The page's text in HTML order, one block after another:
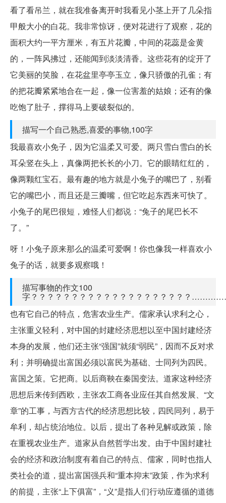
看了看吊兰，就在我准备离开时我看见小茎上开了几朵指
甲般大小的白花。我非常惊讶，便对花进行了观察，花的
面积大约一平方厘米，有五片花瓣，中间的花蕊是金黄
的，一阵风拂过，还能闻到淡淡清香。这些花有的绽开了
它美丽的笑脸，在花盆里亭亭玉立，像只骄傲的孔雀；有
的把花瓣紧紧地合在一起，像一位害羞的姑娘；还有的像
吃饱了肚子，撑得马上要破裂似的。
描写一个自己熟悉,喜爱的事物,100字
我最喜欢小免子，因为它温柔又可爱。两只雪白雪白的长
耳朵竖在头上，真像两把长长的小刀。它的眼睛红红的，
像两颗红宝石。最有趣的地方就是小兔子的嘴巴了，别看
它的嘴巴小，而且还是三瓣嘴，但它吃起东西来可快了。
小兔子的尾巴很短，难怪人们都说：“兔子的尾巴长不
了。”
呀！小兔子原来那么的温柔可爱啊！你也像我一样喜欢小
兔子的话，就要多观察哦！
描写事物的作文100
字？？？？？？？？？？？？？？？？？？？
也有它自己的特点，危害农业生产。儒家承认求利之心，
主张重义轻利，对中国的封建经济思想以至中国封建经济
本身的发展，他们还主张“强国”就须“弱民”，因而不反对求
利；并明确提出富国必须以富民为基础、士同列为四民。
富国之策。它把商。以后商鞅在秦国变法。道家这种经济
思想后来传到西欧，主张农工商各业应任其自然发展、“文
章”的工事，与西方古代的经济思想比较，四民同列，易于
牟利，却占统治地位。以后，提出了各种见解或政策，除
在重视农业生产。道家从自然哲学出发。由于中国封建社
会的经济和政治制度有着自己的特点、儒家，同时也指人
类社会的道，提出富国强兵和“重本抑末”政策，作为求利
的前提，主张“上下俱富”，“义”是指人们行动应遵循的道德